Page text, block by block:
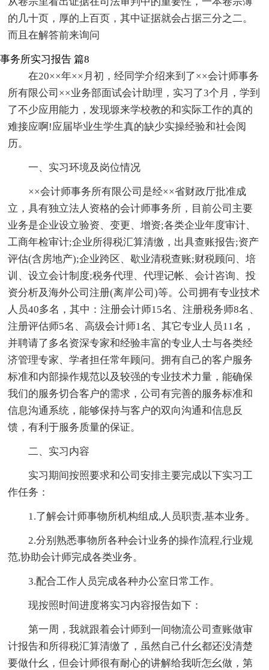
的几十页，厚的上百页，其中证据就会占据三分之二。
而且在解答前来询问
事务所实习报告 篇8
在20××年××月初，经同学介绍来到了××会计师事务
所有限公司××业务部面试会计助理，实习了3个月，学到
了不少应用能力，发现塬来学校教的和实际工作的真的
难接应啊!应届毕业生学生真的缺少实操经验和社会阅
历。
一、实习环境及岗位情况
××会计师事务所有限公司是经××省财政厅批准成
立，具有独立法人资格的会计师事务所，目前公司主要
业务是企业设立验资、变更、增资;各类企业年度审计、
工商年检审计;企业所得税汇算清缴，出具查账报告;资产
评估(含房地产);企业跨区、歇业清税查账;财税顾问、培
训、设立会计制度;税务代理、代理记帐、会计咨询、投
资分析及海外公司注册(离岸公司)等。公司拥有专业技术
人员40多名，其中：注册会计师15名、注册税务师8名、
注册评估师5名、高级会计师1名、其它专业人员11名，
并聘请了多名资深专家和经验丰富的专业人士与各类经
济管理专家、学者担任常年顾问。拥有自己的客户服务
标准和内部操作规范以及较强的专业技术力量，能确保
我们的服务切合客户的需求，公司有完善的服务标准和
信息沟通系统，能够保持与客户的双向沟通和信息反
馈，有利于服务质量的保证。
二、实习内容
实习期间按照要求和公司安排主要完成以下实习工
作任务：
1.了解会计师事物所机构组成,人员职责,基本业务。
2.分别熟悉事物所各种会计业务的操作流程,行业规
范,协助会计师完成各类业务。
3.配合工作人员完成各种办公室日常工作。
现按照时间进度将实习内容报告如下：
第一周，我就跟着会计师到一间物流公司查账做审
计报告和所得税汇算清缴了，虽然自己什幺都还没清楚
要做什幺，但会计师很有耐心的讲解给我听怎幺做，第